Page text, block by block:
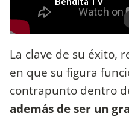
La clave de su éxito,
en que su figura
contrapunto dentro
además de ser un